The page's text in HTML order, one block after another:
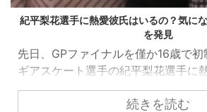
愛彼氏はいるの？気になるツーショット写真
ナルを僅か16歳で初制覇した女子フィ
手の紀平梨花選手に熱愛彼氏は存在す
？ 今回は、ツイッターやインスタな
報媒体をくまなく探して、紀平選手の